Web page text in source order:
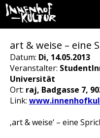
art & weise – eine
Datum: Di, 14.05.2013
Veranstalter:
Universität
Ort: raj, Badgasse 7,
Link:
‚art & weise‘ – eine